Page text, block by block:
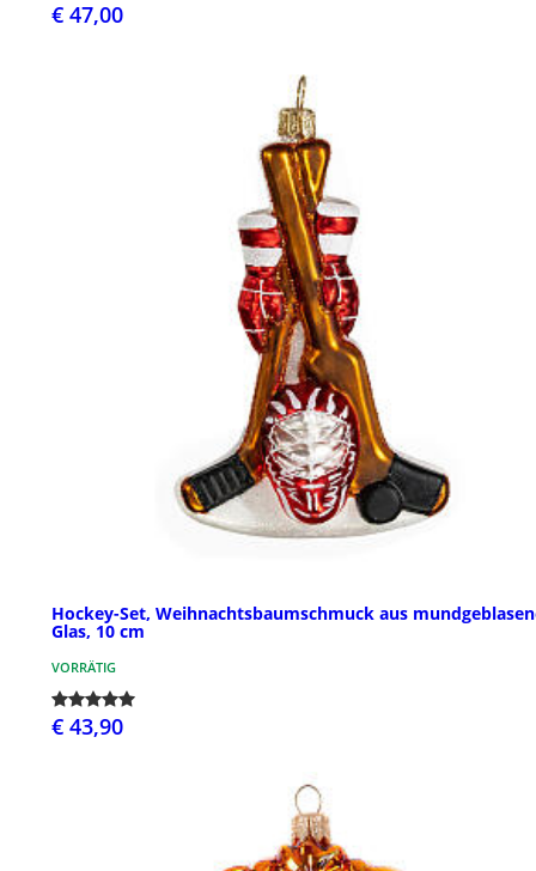
€ 47,00
Hockey-Set, Weihnachtsbaumschmuck aus
Glas, 10 cm
VORRÄTIG
€ 43,90